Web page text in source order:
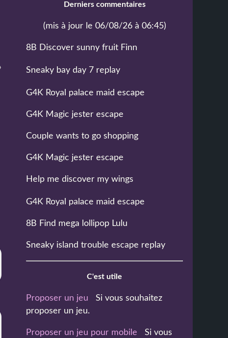
Derniers commentaires
(mis à jour le 06/08/26 à 06:45)
8B Discover sunny fruit Finn
Sneaky bay day 7 replay
G4K Royal palace maid escape
G4K Magic jester escape
Couple wants to go shopping
G4K Magic jester escape
Help me discover my wings
G4K Royal palace maid escape
8B Find mega lollipop Lulu
Sneaky island trouble escape replay
C'est utile
Proposer un jeu Si vous souhaitez
proposer un jeu.
Proposer un jeu pour mobile Si vous